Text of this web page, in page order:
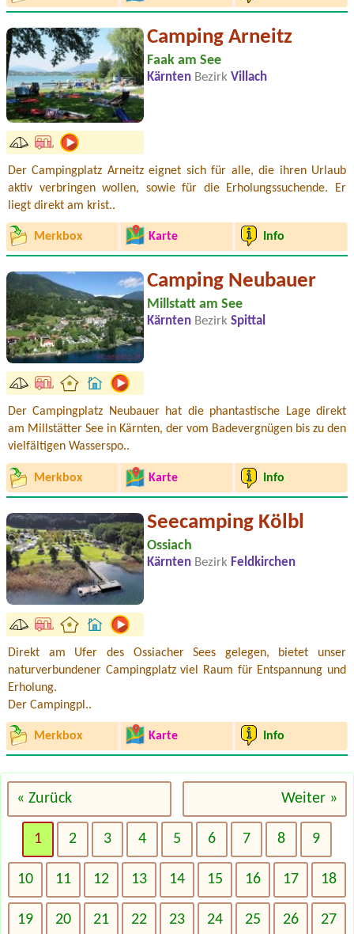
Camping Arneitz
Faak am See
Kärnten Bezirk Villach
Der Campingplatz Arneitz eignet sich für alle, die ihren Urlaub
aktiv verbringen wollen, sowie für die Erholungssuchende. Er
liegt direkt am krist..
Merkbox Karte Info
Camping Neubauer
Millstatt am See
Kärnten Bezirk Spittal
Der Campingplatz Neubauer hat die phantastische Lage direkt
am Millstätter See in Kärnten, der vom Badevergnügen bis zu den
vielfältigen Wasserspo..
Merkbox Karte Info
Seecamping Kölbl
Ossiach
Kärnten Bezirk Feldkirchen
Direkt am Ufer des Ossiacher Sees gelegen, bietet unser
naturverbundener Campingplatz viel Raum für Entspannung und
Erholung.
Der Campingpl..
Merkbox Karte Info
« Zurück Weiter »
1 2 3 4 5 6 7 8 9
10 11 12 13 14 15 16 17 18
19 20 21 22 23 24 25 26 27